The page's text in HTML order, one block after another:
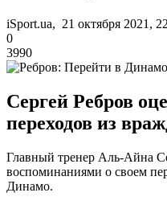
iSport.ua, 21 октября 2021,
0
3990
Сергей Ребров
переходов из
Главный тренер Аль-Айна
воспоминаниями о своем
Динамо.